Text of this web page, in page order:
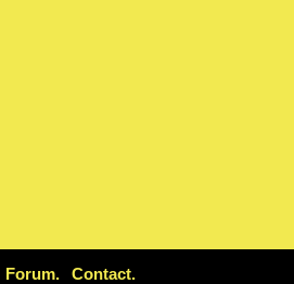
Forum Contact